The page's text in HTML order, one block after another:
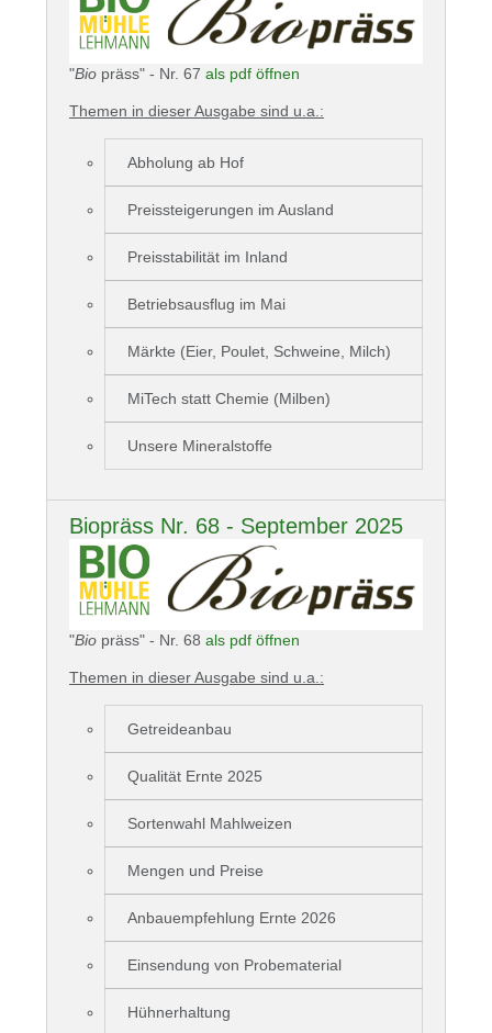
"Bio präss" - Nr. 67 als pdf öffnen
Themen in dieser Ausgabe sind u.a.:
Abholung ab Hof
Preissteigerungen im Ausland
Preisstabilität im Inland
Betriebsausflug im Mai
Märkte (Eier, Poulet, Schweine, Milch)
MiTech statt Chemie (Milben)
Unsere Mineralstoffe
Biopräss Nr. 68 - September 2025
"Bio präss" - Nr. 68 als pdf öffnen
Themen in dieser Ausgabe sind u.a.:
Getreideanbau
Qualität Ernte 2025
Sortenwahl Mahlweizen
Mengen und Preise
Anbauempfehlung Ernte 2026
Einsendung von Probematerial
Hühnerhaltung